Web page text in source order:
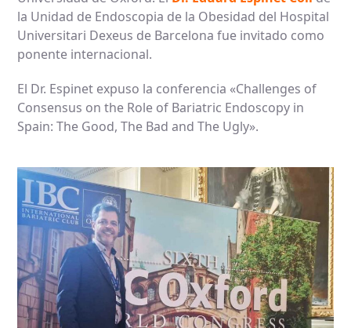
la Unidad de Endoscopia de la Obesidad del Hospital
Universitari Dexeus de Barcelona fue invitado como
ponente internacional.
El Dr. Espinet expuso la conferencia «Challenges of
Consensus on the Role of Bariatric Endoscopy in
Spain: The Good, The Bad and The Ugly».